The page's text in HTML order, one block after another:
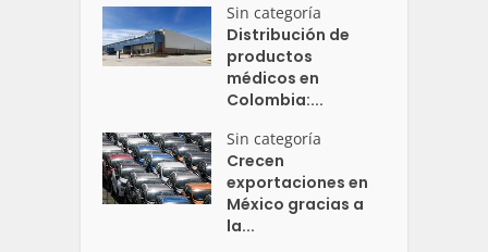
Sin categoría
Distribución de
productos
médicos en
Colombia:...
Sin categoría
Crecen
exportaciones en
México gracias a
la...